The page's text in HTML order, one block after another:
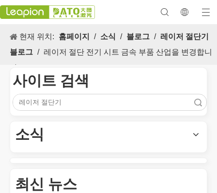
현재 위치: 홈페이지 / 소식 / 블로그 / 레이저 절단기
블로그 / 레이저 절단 전기 시트 금속 부품 산업을 변경합니
다
사이트 검색
소식
최신 뉴스
다목적 적용 s 및 레이저 마킹 머신의 뛰어난 기능